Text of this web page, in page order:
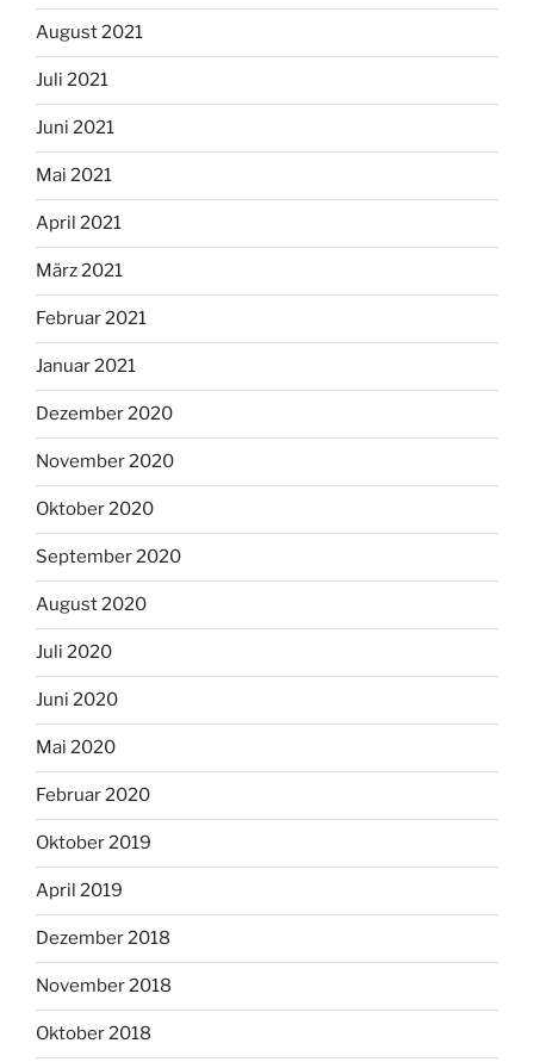
August 2021
Juli 2021
Juni 2021
Mai 2021
April 2021
März 2021
Februar 2021
Januar 2021
Dezember 2020
November 2020
Oktober 2020
September 2020
August 2020
Juli 2020
Juni 2020
Mai 2020
Februar 2020
Oktober 2019
April 2019
Dezember 2018
November 2018
Oktober 2018